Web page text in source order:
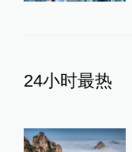
24小时最热